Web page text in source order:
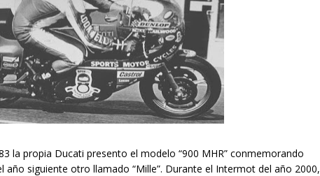
la propia Ducati presento el modelo “900 MHR” conmemorando
año siguiente otro llamado “Mille”. Durante el Intermot del año 2000,